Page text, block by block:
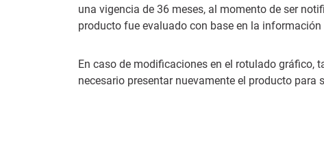
una vigencia de 36 meses, al momento de ser
producto fue evaluado con base en la información
En caso de modificaciones en el rotulado gráfico,
necesario presentar nuevamente el producto para